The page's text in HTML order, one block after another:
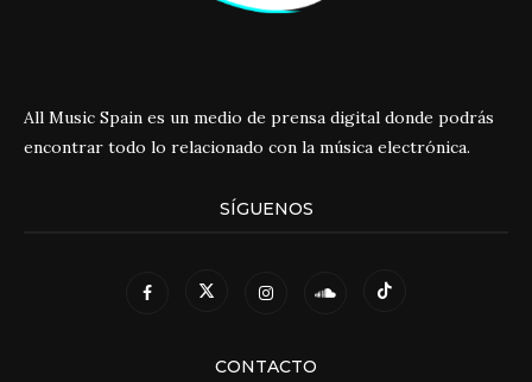
All Music Spain es un medio de prensa digital donde podrás
encontrar todo lo relacionado con la música electrónica.
SÍGUENOS
CONTACTO